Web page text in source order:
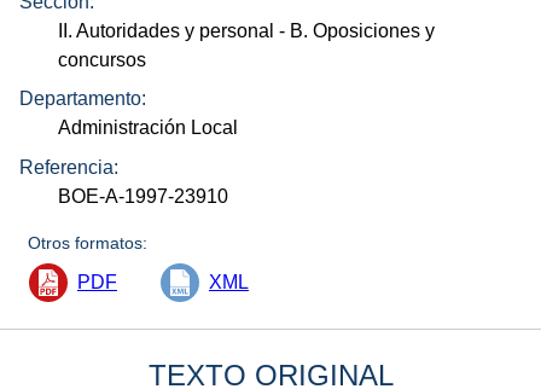
II. Autoridades y personal - B. Oposiciones y
concursos
Departamento:
Administración Local
Referencia:
BOE-A-1997-23910
Otros formatos:
PDF XML
TEXTO ORIGINAL